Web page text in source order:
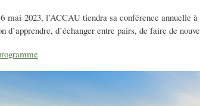
mai 2023, l’ACCAU tiendra sa conférence annuelle
d’apprendre, d’échanger entre pairs, de faire de